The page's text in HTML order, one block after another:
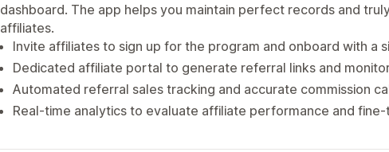
dashboard. The app helps you maintain perfect records and
affiliates.
Invite affiliates to sign up for the program and onboard with a
Dedicated affiliate portal to generate referral links and
Automated referral sales tracking and accurate commission
Real-time analytics to evaluate affiliate performance and